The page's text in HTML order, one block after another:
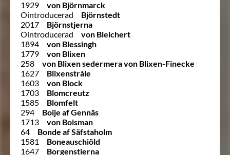
1929
von Björnmarck
Ointroducerad
Björnstedt
2017
Björnstjerna
Ointroducerad
von Bleichert
1894
von Blessingh
1779
von Blixen
258
von Blixen sedermera von Blixen-Finecke
1627
Blixenstråle
1603
von Block
1703
Blomcreutz
1585
Blomfelt
294
Boije af Gennäs
1713
von Boisman
64
Bonde af Säfstaholm
1581
Boneauschiöld
1647
Borgenstierna